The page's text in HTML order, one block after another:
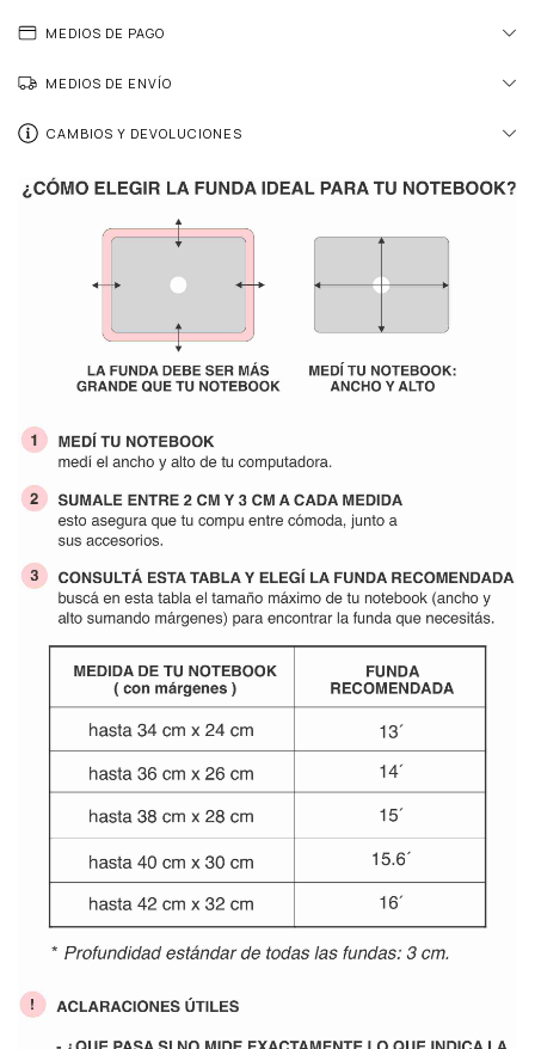
MEDIOS DE PAGO
MEDIOS DE ENVÍO
CAMBIOS Y DEVOLUCIONES